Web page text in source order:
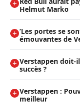
Helmut Marko
’Les portes se
émouvantes de
Verstappen doit-
succès ?
Verstappen :
meilleur